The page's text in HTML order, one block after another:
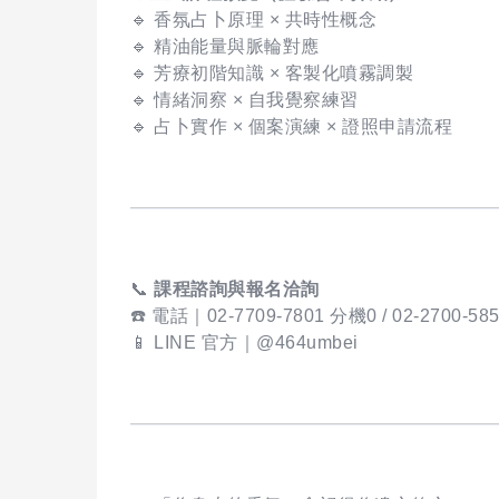
🔹 香氛占卜原理 × 共時性概念
🔹 精油能量與脈輪對應
🔹 芳療初階知識 × 客製化噴霧調製
🔹 情緒洞察 × 自我覺察練習
🔹 占卜實作 × 個案演練 × 證照申請流程
📞 課程諮詢與報名洽詢
☎️ 電話｜02-7709-7801 分機0 / 02-2700-
📱 LINE 官方｜@464umbei